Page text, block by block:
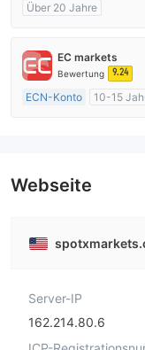
Über 20 Jahre
Market Making (MM)
MT4-Volllizenz
EC markets
Bewertung 9.24
ECN-Konto
10-15
Webseite
Server-IP
162.214.80.6